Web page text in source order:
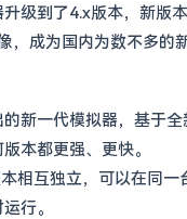
级到了4.x版本，新版
，成为国内为数不多的
新一代模拟器，基于
本都更强、更快。
相互独立，可以在同一
行。